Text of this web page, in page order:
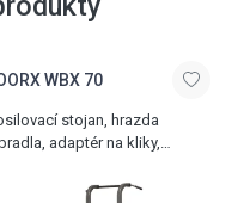
WBX 70
stojan, hrazda
adaptér na kliky,
předkopávání, nosnost 120